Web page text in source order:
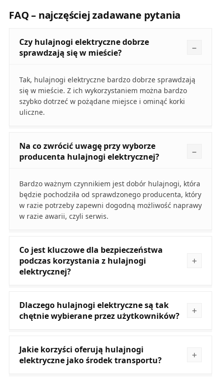
FAQ – najczęściej zadawane pytania
Czy hulajnogi elektryczne dobrze
sprawdzają się w mieście?
Tak, hulajnogi elektryczne bardzo dobrze sprawdzają
się w mieście. Z ich wykorzystaniem można bardzo
szybko dotrzeć w pożądane miejsce i ominąć korki
uliczne.
Na co zwrócić uwagę przy wyborze
producenta hulajnogi elektrycznej?
Bardzo ważnym czynnikiem jest dobór hulajnogi, która
będzie pochodziła od sprawdzonego producenta, który
w razie potrzeby zapewni dogodną możliwość naprawy
w razie awarii, czyli serwis.
Co jest kluczowe dla bezpieczeństwa
podczas korzystania z hulajnogi
elektrycznej?
Dlaczego hulajnogi elektryczne są tak
chętnie wybierane przez użytkowników?
Jakie korzyści oferują hulajnogi
elektryczne jako środek transportu?